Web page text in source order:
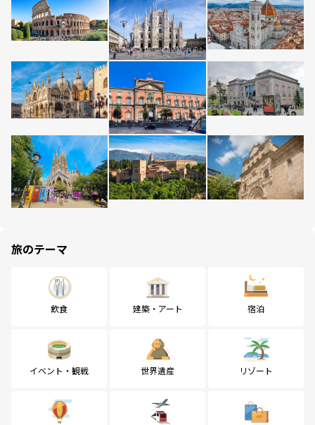
旅のテーマ
飲食 建築・アート 宿泊
イベント・観戦 世界遺産 リゾート